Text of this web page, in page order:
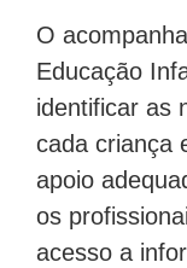
O
Educação
identificar as
cada criança
apoio
os
acesso a